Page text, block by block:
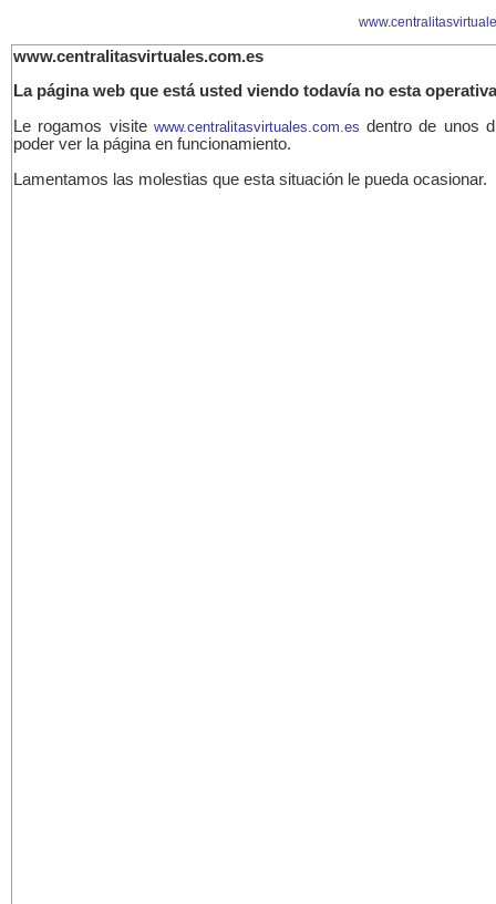
www.centralitasvirtuales.com.es
La página web que está usted viendo todavía no esta
Le rogamos visite www.centralitasvirtuales.com.es dentro de unos
poder ver la página en funcionamiento.
Lamentamos las molestias que esta situación le pueda ocasionar.